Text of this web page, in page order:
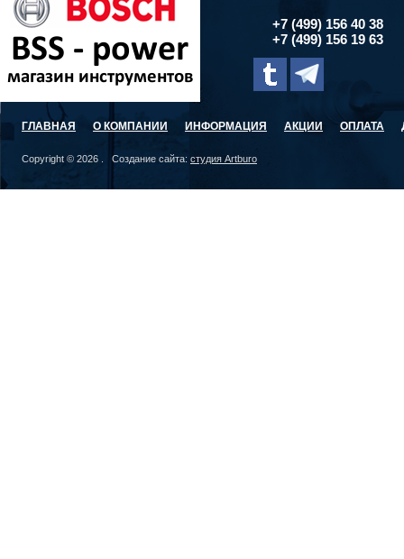
+7 (499) 156 40 38
+7 (499) 156 19 63
ГЛАВНАЯ О КОМПАНИИ ИНФОРМАЦИЯ АКЦИИ ОПЛАТА
Copyright © 2026 . Создание сайта: студия Artburo